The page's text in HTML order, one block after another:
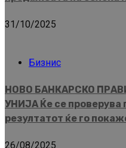
31/10/2025
Бизнис
НОВО БАНКАРСКО
УНИЈА Ќе се проверува
резултатот ќе го
26/08/2025